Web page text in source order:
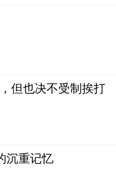
但也决不受制挨打
沉重记忆